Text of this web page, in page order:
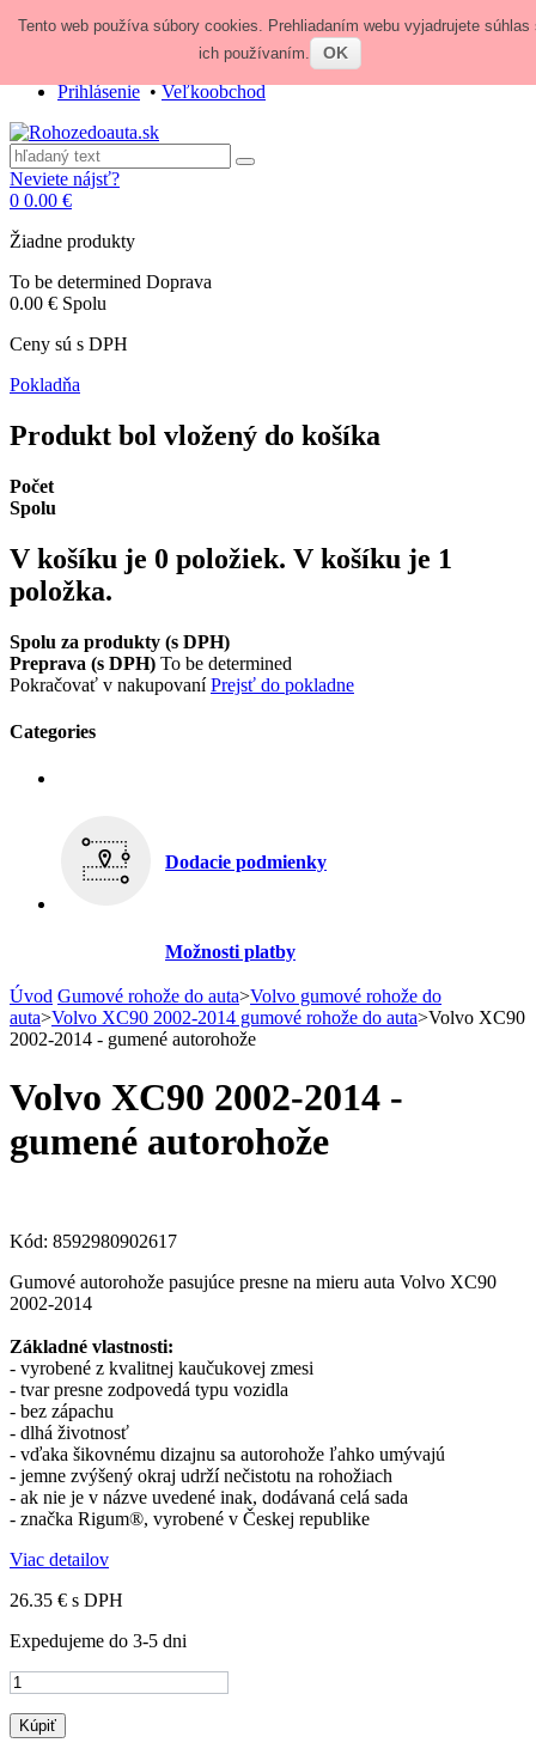
Zavolajte nám:+421 948 84 64 64
obchod@rohozedoauta.sk
Prihlásenie•Veľkoobchod
Neviete nájsť?
0 0.00 €
Žiadne produkty
To be determined Doprava
0.00 € Spolu
Ceny sú s DPH
Pokladňa
Produkt bol vložený do košíka
Počet
Spolu
V košíku je 0 položiek. V košíku je 1
položka.
Spolu za produkty (s DPH)
Preprava (s DPH) To be determined
Pokračovať v nakupovaníPrejsť do pokladne
Categories
Dodacie podmienky
Možnosti platby
Úvod Gumové rohože do auta>Volvo gumové rohože do
auta>Volvo XC90 2002-2014 gumové rohože do auta>Volvo XC90
2002-2014 - gumené autorohože
Volvo XC90 2002-2014 -
gumené autorohože
Kód: 8592980902617
Gumové autorohože pasujúce presne na mieru auta Volvo XC90
2002-2014
Základné vlastnosti:
- vyrobené z kvalitnej kaučukovej zmesi
- tvar presne zodpovedá typu vozidla
- bez zápachu
- dlhá životnosť
- vďaka šikovnému dizajnu sa autorohože ľahko umývajú
- jemne zvýšený okraj udrží nečistotu na rohožiach
- ak nie je v názve uvedené inak, dodávaná celá sada
- značka Rigum®, vyrobené v Českej republike
Viac detailov
26.35 € s DPH
Expedujeme do 3-5 dni
Kúpiť
Tento web používa súbory cookies. Prehliadaním webu vyjadrujete súhlas
ich používaním.
OK